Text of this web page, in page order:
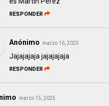
RESPONDER
Anónimo marzo 16, 2025
Jajajajaja jajajajaja
RESPONDER
marzo 15, 2025